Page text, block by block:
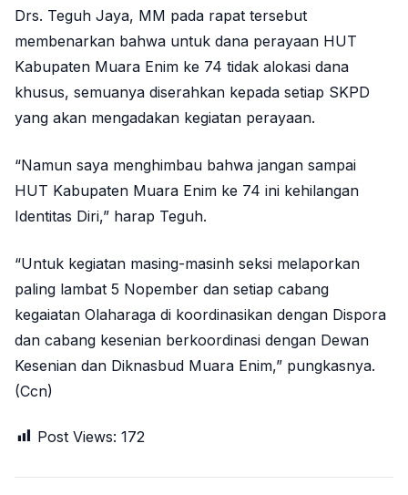
Drs. Teguh Jaya, MM pada rapat tersebut
membenarkan bahwa untuk dana perayaan HUT
Kabupaten Muara Enim ke 74 tidak alokasi dana
khusus, semuanya diserahkan kepada setiap SKPD
yang akan mengadakan kegiatan perayaan.
“Namun saya menghimbau bahwa jangan sampai
HUT Kabupaten Muara Enim ke 74 ini kehilangan
Identitas Diri,” harap Teguh.
“Untuk kegiatan masing-masinh seksi melaporkan
paling lambat 5 Nopember dan setiap cabang
kegaiatan Olaharaga di koordinasikan dengan Dispora
dan cabang kesenian berkoordinasi dengan Dewan
Kesenian dan Diknasbud Muara Enim,” pungkasnya.
(Ccn)
Post Views: 172